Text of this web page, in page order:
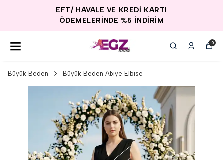
EFT/ HAVALE VE KREDİ KARTI
ÖDEMELERİNDE %5 İNDİRİM
0
Büyük Beden Büyük Beden Abiye Elbise